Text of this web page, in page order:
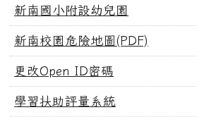
新南國小附設幼兒園
新南校園危險地圖(PDF)
更改Open ID密碼
學習扶助評量系統